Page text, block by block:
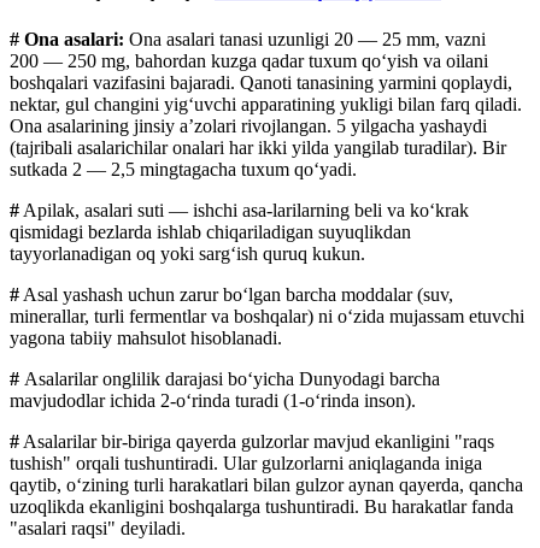
# Ona asalari: Ona asalari tanasi uzunligi 20 — 25 mm, vazni
200 — 250 mg, bahordan kuzga qadar tuxum qoʻyish va oilani
boshqalari vazifasini bajaradi. Qanoti tanasining yarmini qoplaydi,
nektar, gul changini yigʻuvchi apparatining yukligi bilan farq qiladi.
Ona asalarining jinsiy aʼzolari rivojlangan. 5 yilgacha yashaydi
(tajribali asalarichilar onalari har ikki yilda yangilab turadilar). Bir
sutkada 2 — 2,5 mingtagacha tuxum qoʻyadi.
# Apilak, asalari suti — ishchi asa-larilarning beli va ko‘krak
qismidagi bezlarda ishlab chiqariladigan suyuqlikdan
tayyorlanadigan oq yoki sarg‘ish quruq kukun.
# Asal yashash uchun zarur bo‘lgan barcha moddalar (suv,
minerallar, turli fermentlar va boshqalar) ni o‘zida mujassam etuvchi
yagona tabiiy mahsulot hisoblanadi.
# Asalarilar onglilik darajasi bo‘yicha Dunyodagi barcha
mavjudodlar ichida 2-o‘rinda turadi (1-o‘rinda inson).
# Asalarilar bir-biriga qayerda gulzorlar mavjud ekanligini "raqs
tushish" orqali tushuntiradi. Ular gulzorlarni aniqlaganda iniga
qaytib, o‘zining turli harakatlari bilan gulzor aynan qayerda, qancha
uzoqlikda ekanligini boshqalarga tushuntiradi. Bu harakatlar fanda
"asalari raqsi" deyiladi.